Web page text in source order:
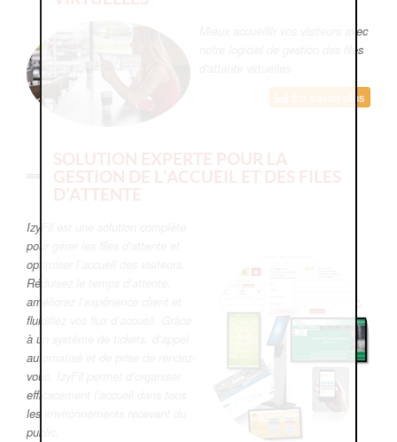
Mieux accueillir vos visiteurs avec
notre logiciel de gestion des files
En savoir plus
SOLUTION EXPERTE POUR LA
GESTION DE L’ACCUEIL ET DES FILES
D’ATTENTE
IzyFil est une solution complète
pour gérer les files d’attente et
optimiser l’accueil des visiteurs.
Réduisez le temps d’attente,
améliorez l’expérience client et
fluidifiez vos flux d’accueil. Grâce
à un système de tickets, d’appel
automatisé et de prise de rendez-
vous, IzyFil permet d’organiser
efficacement l’accueil dans tous
les environnements recevant du
public.